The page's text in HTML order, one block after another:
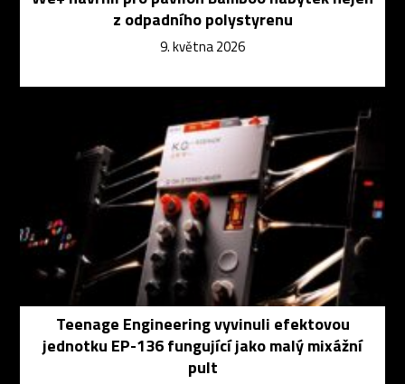
z odpadního polystyrenu
9. května 2026
Teenage Engineering vyvinuli efektovou
jednotku EP-136 fungující jako malý mixážní
pult